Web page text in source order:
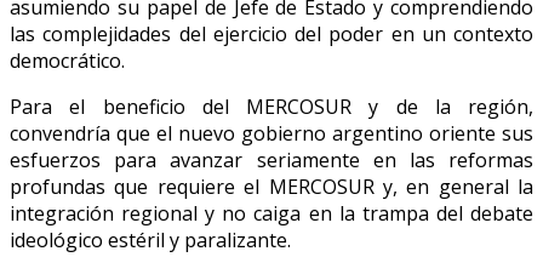
asumiendo su papel de Jefe de Estado y comprendiendo
las complejidades del ejercicio del poder en un contexto
democrático.
Para el beneficio del MERCOSUR y de la región,
convendría que el nuevo gobierno argentino oriente sus
esfuerzos para avanzar seriamente en las reformas
profundas que requiere el MERCOSUR y, en general la
integración regional y no caiga en la trampa del debate
ideológico estéril y paralizante.